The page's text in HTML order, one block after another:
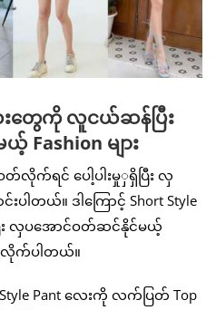
းတွေကို လူငယ်ဆန်ပြီး
များ
တ်လိုက်ရင် ပေါ့ပါးမှုှရှိပြီး လှ
တယ်။ ဒါကြောင့် Short Style
လှပအောင်ဝတ်ဆင်နိုင်မယ့်
းလိုက်ပါတယ်။
Style Pant လေးကို လက်ပြတ် Top